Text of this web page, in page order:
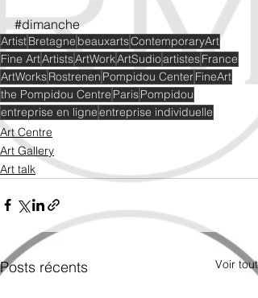
#dimanche
ArtistBretagne beauxartsContemporaryArt
Fine ArtArtistsArtWorkArtSudioartistesFrance
ArtWorksRostrenen Pompidou CenterFineArt
the Pompidou Centre ParisPompidou
entreprise en ligneentreprise individuelle
Art Centre
Art Gallery
Art talk
Posts récents Voir tout